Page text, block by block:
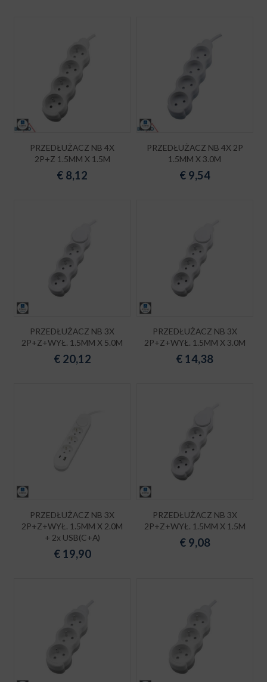
PRZEDŁUŻACZ NB 4X
2P+Z 1.5MM X 1.5M
€ 8,12
PRZEDŁUŻACZ NB 4X 2P
1.5MM X 3.0M
€ 9,54
PRZEDŁUŻACZ NB 3X
2P+Z+WYŁ. 1.5MM X 5.0M
€ 20,12
PRZEDŁUŻACZ NB 3X
2P+Z+WYŁ. 1.5MM X 3.0M
€ 14,38
PRZEDŁUŻACZ NB 3X
2P+Z+WYŁ. 1.5MM X 2.0M
+ 2x USB(C+A)
€ 19,90
PRZEDŁUŻACZ NB 3X
2P+Z+WYŁ. 1.5MM X 1.5M
€ 9,08